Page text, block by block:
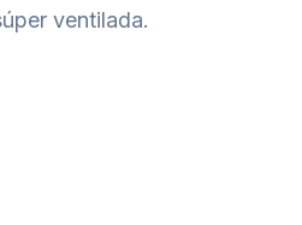
ventilada.